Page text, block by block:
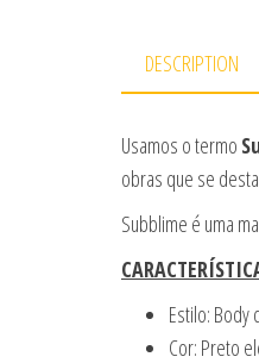
DESCRIPTION
Usamos o termo
obras que se
Subblime é uma
Estilo: Body
Cor: Preto